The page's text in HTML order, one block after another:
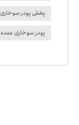
پخش پودر سوخاری
پودر سوخاری عمده